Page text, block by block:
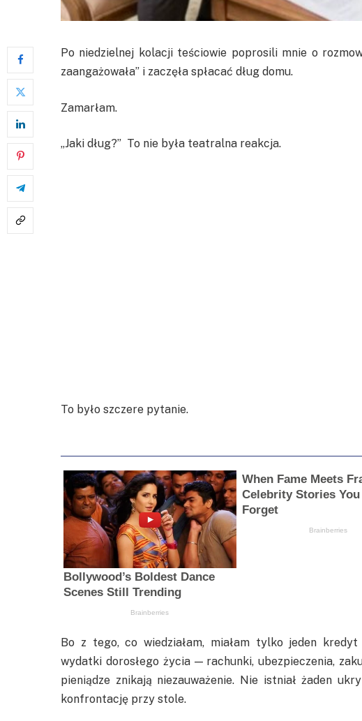
Po niedzielnej kolacji teściowie poprosili mnie o
zaangażowała” i zaczęła spłacać dług domu.
Zamarłam.
„Jaki dług?” To nie była teatralna reakcja.
To było szczere pytanie.
Bo z tego, co wiedziałam, miałam tylko jeden
wydatki dorosłego życia — rachunki, ubezpieczenia,
pieniądze znikają niezauważenie. Nie istniał żaden
konfrontację przy stole.